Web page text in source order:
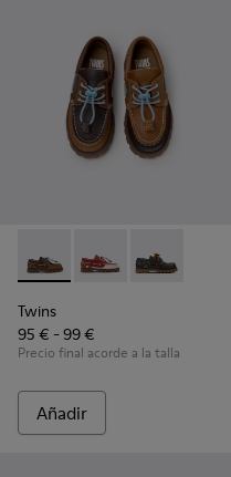
Twins - K800416-007 -
Twins - K800416-
Twins -
Twins
95 € - 99 €
Precio final acorde a la talla
Añadir